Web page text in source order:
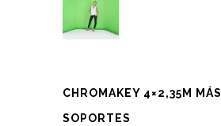
CHROMAKEY 4×2,35M MÁS
SOPORTES